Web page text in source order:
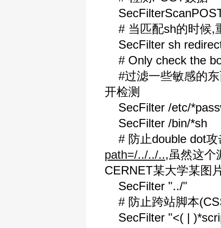
# 当匹配sh的时候,
SecFilter sh
# Only check the
#过滤一些敏感的东
开检测
SecFilter /etc/
SecFilter /bin/*sh
# 防止double dot攻
path=/../../..,虽然这个
CERNET某大学某图
SecFilter "../"
# 防止跨站脚本
SecFilter "<( |